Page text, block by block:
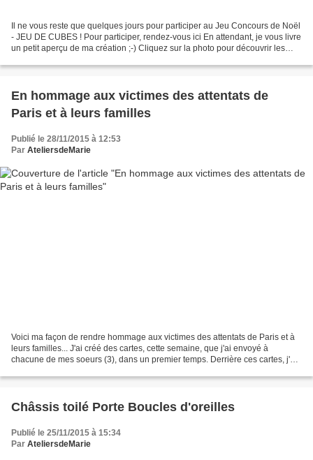
Il ne vous reste que quelques jours pour participer au Jeu Concours de Noël
- JEU DE CUBES ! Pour participer, rendez-vous ici En attendant, je vous livre
un petit aperçu de ma création ;-) Cliquez sur la photo pour découvrir les
En hommage aux victimes des attentats de
Paris et à leurs familles
Publié le 28/11/2015 à 12:53
Par AteliersdeMarie
Voici ma façon de rendre hommage aux victimes des attentats de Paris et à
leurs familles... J'ai créé des cartes, cette semaine, que j'ai envoyé à
chacune de mes soeurs (3), dans un premier temps. Derrière ces cartes, j'ai
Châssis toilé Porte Boucles d'oreilles
Publié le 25/11/2015 à 15:34
Par AteliersdeMarie